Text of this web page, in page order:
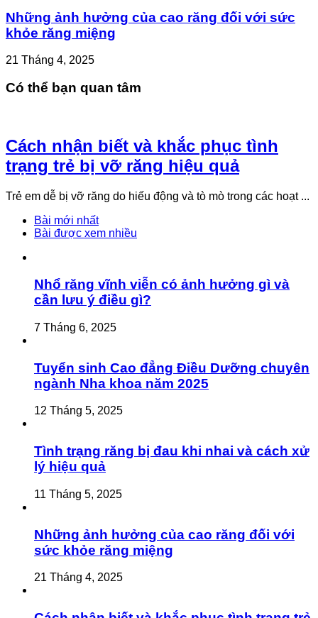
Những ảnh hưởng của cao răng đối với sức
khỏe răng miệng
21 Tháng 4, 2025
Có thể bạn quan tâm
Cách nhận biết và khắc phục tình
trạng trẻ bị vỡ răng hiệu quả
Trẻ em dễ bị vỡ răng do hiếu động và tò mò trong các hoạt ...
Bài mới nhất
Bài được xem nhiều
Nhổ răng vĩnh viễn có ảnh hưởng gì và
cần lưu ý điều gì?
7 Tháng 6, 2025
Tuyển sinh Cao đẳng Điều Dưỡng chuyên
ngành Nha khoa năm 2025
12 Tháng 5, 2025
Tình trạng răng bị đau khi nhai và cách xử
lý hiệu quả
11 Tháng 5, 2025
Những ảnh hưởng của cao răng đối với
sức khỏe răng miệng
21 Tháng 4, 2025